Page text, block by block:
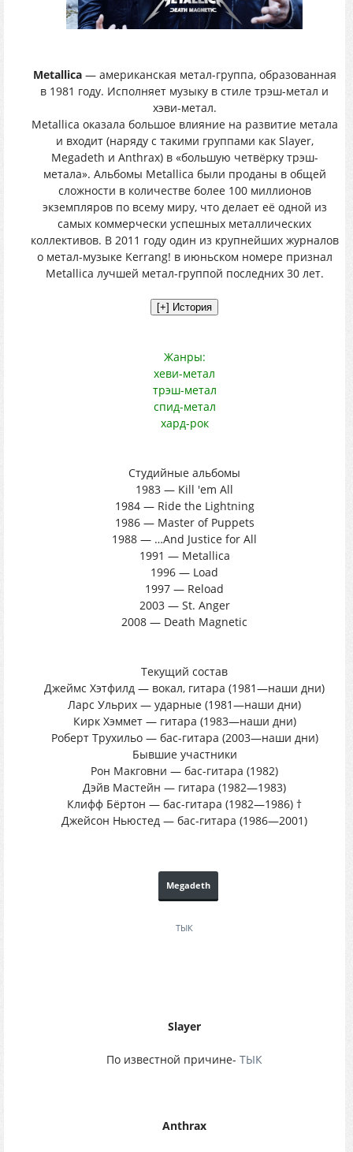
Metallica— американская метал-группа, образованная
в 1981 году. Исполняет музыку в стиле трэш-метал и
хэви-метал.
Metallica оказала большое влияние на развитие метала
и входит (наряду с такими группами как Slayer,
Megadeth и Anthrax) в «большую четвёрку трэш-
метала». Альбомы Metallica были проданы в общей
сложности в количестве более 100 миллионов
экземпляров по всему миру, что делает её одной из
самых коммерчески успешных металлических
коллективов. В 2011 году один из крупнейших журналов
о метал-музыке Kerrang! в июньском номере признал
Metallica лучшей метал-группой последних 30 лет.
Жанры:
хеви-метал
трэш-метал
спид-метал
хард-рок
Студийные альбомы
1983 — Kill 'em All
1984 — Ride the Lightning
1986 — Master of Puppets
1988 — …And Justice for All
1991 — Metallica
1996 — Load
1997 — Reload
2003 — St. Anger
2008 — Death Magnetic
Текущий состав
Джеймс Хэтфилд — вокал, гитара (1981—наши дни)
Ларс Ульрих — ударные (1981—наши дни)
Кирк Хэммет — гитара (1983—наши дни)
Роберт Трухильо — бас-гитара (2003—наши дни)
Бывшие участники
Рон Макговни — бас-гитара (1982)
Дэйв Мастейн — гитара (1982—1983)
Клифф Бёртон — бас-гитара (1982—1986) †
Джейсон Ньюстед — бас-гитара (1986—2001)
Megadeth
ТЫК
Slayer
По известной причине- ТЫК
Anthrax